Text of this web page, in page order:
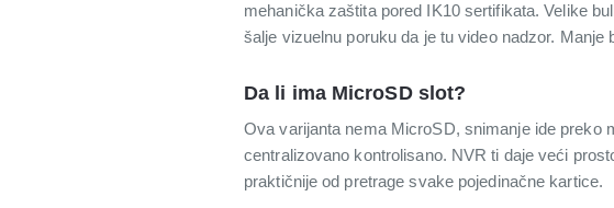
mehanička zaštita pored IK10 sertifikata. Velike
šalje vizuelnu poruku da je tu video nadzor.
Da li ima MicroSD slot?
Ova varijanta nema MicroSD, snimanje ide preko
centralizovano kontrolisano. NVR ti daje veći
praktičnije od pretrage svake pojedinačne kartice.